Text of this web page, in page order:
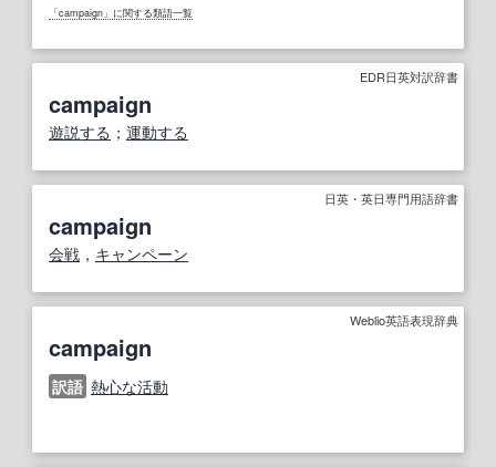
「campaign」に関する類語一覧
EDR日英対訳辞書
campaign
遊説する ； 運動する
日英・英日専門用語辞書
campaign
会戦 ， キャンペーン
Weblio英語表現辞典
campaign
訳語 熱心な活動